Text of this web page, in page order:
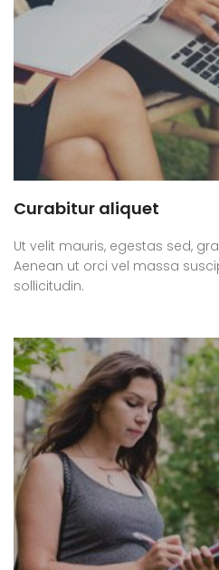
Curabitur aliquet
Ut velit mauris, egestas sed,
Aenean ut orci vel massa
sollicitudin.